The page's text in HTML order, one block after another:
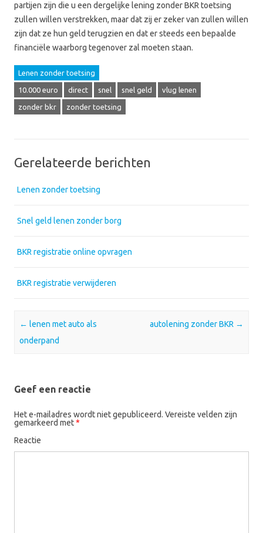
partijen zijn die u een dergelijke lening zonder BKR toetsing
zullen willen verstrekken, maar dat zij er zeker van zullen willen
zijn dat ze hun geld terugzien en dat er steeds een bepaalde
financiële waarborg tegenover zal moeten staan.
Lenen zonder toetsing
10.000 euro direct snel snel geld vlug lenen
zonder bkr zonder toetsing
Gerelateerde berichten
Lenen zonder toetsing
Snel geld lenen zonder borg
BKR registratie online opvragen
BKR registratie verwijderen
Post navigation
← lenen met auto als
onderpand
autolening zonder BKR →
Geef een reactie
Het e-mailadres wordt niet gepubliceerd. Vereiste velden zijn
gemarkeerd met*
Reactie